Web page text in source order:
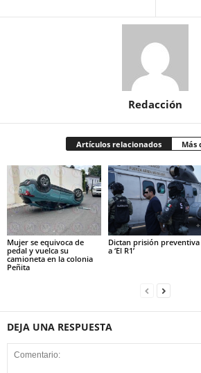
Redacción
Artículos relacionados Más
Mujer se equivoca de
pedal y vuelca su
camioneta en la colonia
Peñita
Dictan prisión preventiva
a ‘El R1’
DEJA UNA RESPUESTA